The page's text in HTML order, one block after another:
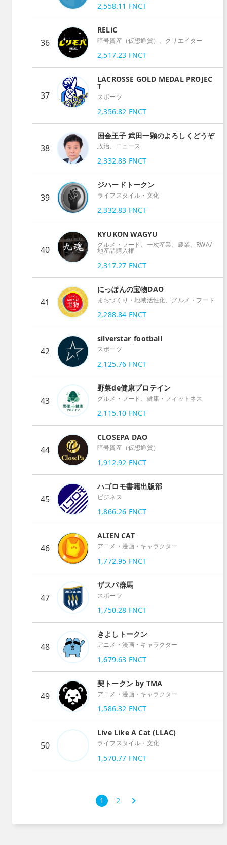
2,558.11 FNCT
36
RELiC
暗号資産（仮想通貨）、クリエイター
2,517.23 FNCT
37
LACROSSE GOLD MEDAL PROJEC
T
スポーツ
2,356.82 FNCT
38
国会王子 武田一顕のよろしくどうぞ
政治、ニュース
2,332.83 FNCT
39
ジハードトークン
ライフスタイル・文化
2,332.83 FNCT
40
KYUKON WAGYU
グルメ・フード、一次産業、農業、RWA/
地産品購入権
2,317.27 FNCT
41
にっぽんの宝物DAO
まちづくり・地域活性化、グルメ・フード
2,288.84 FNCT
42
silverstar_football
スポーツ
2,125.76 FNCT
43
野菜de健康プロテイン
グルメ・フード、健康・フィットネス
2,115.10 FNCT
44
CLOSEPA DAO
暗号資産（仮想通貨）
1,912.92 FNCT
45
ハゴロモ書籍出版部
ビジネス
1,866.26 FNCT
46
ALIEN CAT
アニメ・漫画・キャラクター
1,772.95 FNCT
47
ザスパ群馬
スポーツ
1,750.28 FNCT
48
きよしトークン
アニメ・漫画・キャラクター
1,679.63 FNCT
49
契トークン by TMA
アニメ・漫画・キャラクター
1,586.32 FNCT
50
Live Like A Cat (LLAC)
ライフスタイル・文化
1,570.77 FNCT
1 2